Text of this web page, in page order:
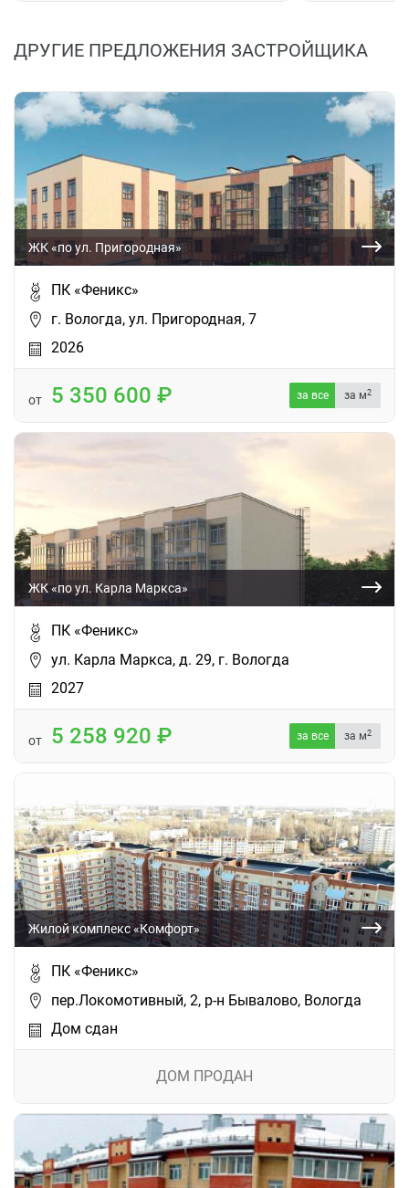
ДРУГИЕ ПРЕДЛОЖЕНИЯ ЗАСТРОЙЩИКА
ЖК «по ул. Пригородная»
ПК «Феникс»
г. Вологда, ул. Пригородная, 7
2026
от 5 350 600 за все за м2
ЖК «по ул. Карла Маркса»
ПК «Феникс»
ул. Карла Маркса, д. 29, г. Вологда
2027
от 5 258 920 за все за м2
Жилой комплекс «Комфорт»
ПК «Феникс»
пер.Локомотивный, 2, р-н Бывалово, Вологда
Дом сдан
ДОМ ПРОДАН